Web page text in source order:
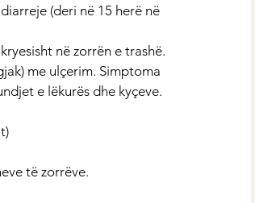
(deri në 15 herë në
në zorrën e trashë.
me ulçerim. Simptoma
e lëkurës dhe kyçeve.
të zorrëve.